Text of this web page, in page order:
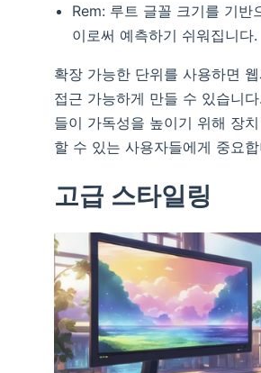
Rem: 루트 글꼴 크기를 기반
이로써 예측하기 쉬워집니다.
확장 가능한 단위를 사용하면
접근 가능하게 만들 수 있습니
들이 가독성을 높이기 위해 장
할 수 있는 사용자들에게 중요
고급 스타일링